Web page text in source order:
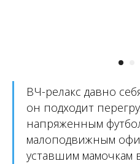
ВЧ-релакс давно
он подходит
напряженным
малоподвижным
уставшим мамочкам